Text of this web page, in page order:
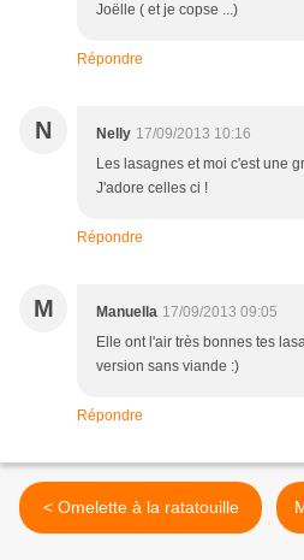
Joëlle ( et je copse ...)
Répondre
N Nelly 17/09/2013 10:16
Les lasagnes et moi c'est une
J'adore celles ci !
Répondre
M Manuella 17/09/2013 09:05
Elle ont l'air très bonnes tes
version sans viande :)
Répondre
< Omelette à la ratatouille